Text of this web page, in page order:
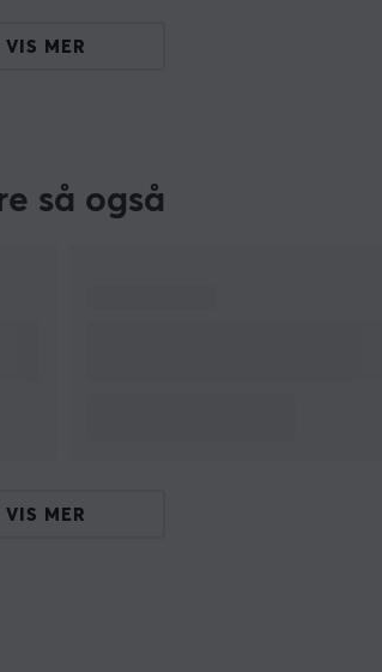
VIS MER
så også
VIS MER